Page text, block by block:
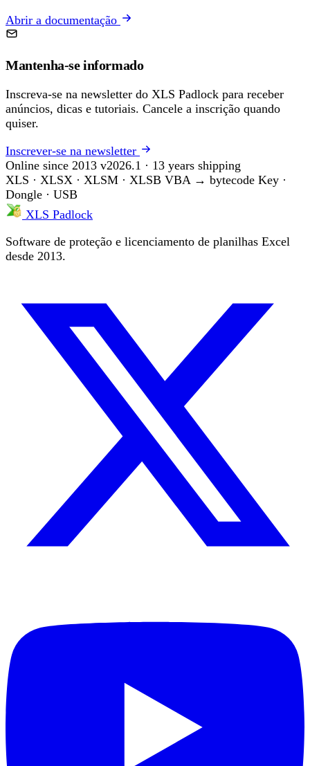
Abrir a documentação
Mantenha-se informado
Inscreva-se na newsletter do XLS Padlock para receber
anúncios, dicas e tutoriais. Cancele a inscrição quando
quiser.
Inscrever-se na newsletter
Online since 2013 v2026.1 · 13 years shipping
XLS · XLSX · XLSM · XLSB VBA → bytecode Key ·
Dongle · USB
XLS Padlock
Software de proteção e licenciamento de planilhas Excel
desde 2013.